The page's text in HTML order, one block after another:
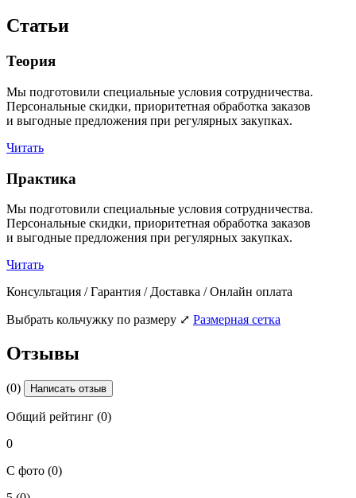
Статьи
Теория
Мы подготовили специальные условия сотрудничества.
Персональные скидки, приоритетная обработка заказов
и выгодные предложения при регулярных закупках.
Читать
Практика
Мы подготовили специальные условия сотрудничества.
Персональные скидки, приоритетная обработка заказов
и выгодные предложения при регулярных закупках.
Читать
Консультация / Гарантия / Доставка / Онлайн оплата
Выбрать кольчужку по размеру ⤢ Размерная сетка
Отзывы
(0) Написать отзыв
Общий рейтинг (0)
0
С фото (0)